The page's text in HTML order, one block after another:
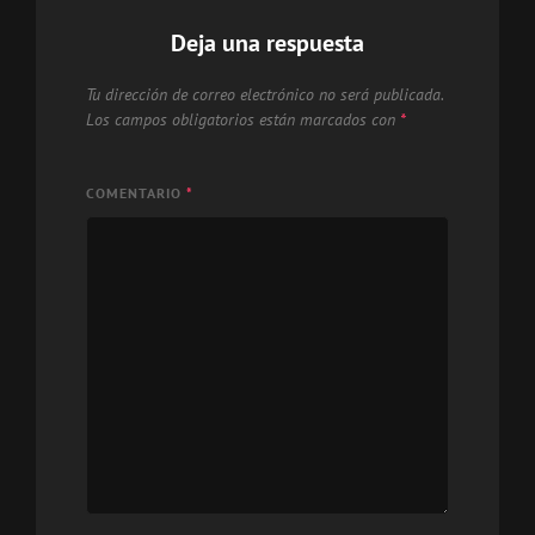
Deja una respuesta
Tu dirección de correo electrónico no será publicada.
Los campos obligatorios están marcados con *
COMENTARIO *